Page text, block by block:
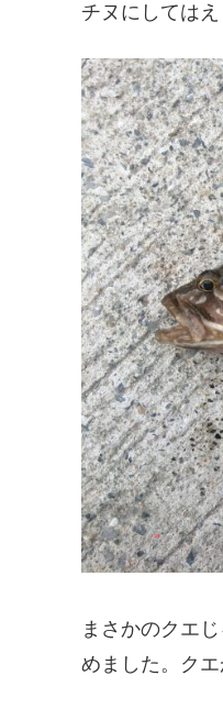
チヌにしては
まさかのクエ
めました。ク